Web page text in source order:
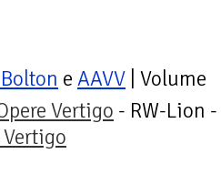
e AAVV | Volume
Vertigo - RW-Lion -